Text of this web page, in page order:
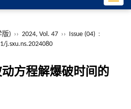
版) ›› 2024, Vol. 47 ›› Issue (04) :
j.sxu.ns.2024080
方程解爆破时间的